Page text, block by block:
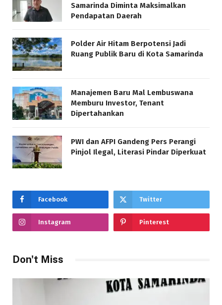
Samarinda Diminta Maksimalkan
Pendapatan Daerah
Polder Air Hitam Berpotensi Jadi
Ruang Publik Baru di Kota Samarinda
Manajemen Baru Mal Lembuswana
Memburu Investor, Tenant
Dipertahankan
PWI dan AFPI Gandeng Pers Perangi
Pinjol Ilegal, Literasi Pindar Diperkuat
Facebook Twitter
Instagram Pinterest
Don't Miss